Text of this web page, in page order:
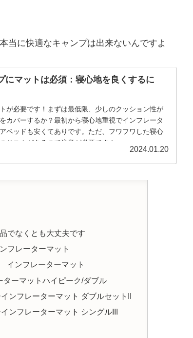
当に快適なキャンプは出来ないんですよ
にマットは必須：寝心地を良くするに
が必要です！まずは最低限、少しのクッション性が
カバーするか？最初から寝心地重視でインフレータ
ベッドも安くてありです。ただ、フワフワした寝心
リスクがあるので注意が必要です！
2024.01.20
でなくとも大丈夫です
フレーターマット
インフレーターマット
ーマットハイピーク/ダブル
ンフレーターマット ダブルセットII
ンフレーターマット シングルIII